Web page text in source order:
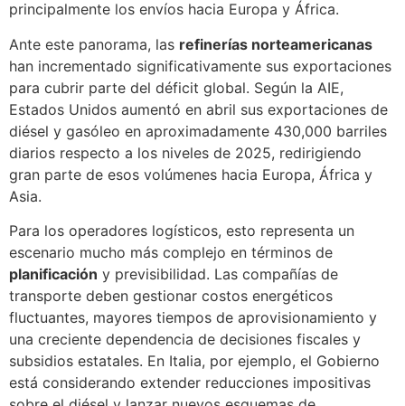
principalmente los envíos hacia Europa y África.
Ante este panorama, las refinerías norteamericanas
han incrementado significativamente sus exportaciones
para cubrir parte del déficit global. Según la AIE,
Estados Unidos aumentó en abril sus exportaciones de
diésel y gasóleo en aproximadamente 430,000 barriles
diarios respecto a los niveles de 2025, redirigiendo
gran parte de esos volúmenes hacia Europa, África y
Asia.
Para los operadores logísticos, esto representa un
escenario mucho más complejo en términos de
planificación y previsibilidad. Las compañías de
transporte deben gestionar costos energéticos
fluctuantes, mayores tiempos de aprovisionamiento y
una creciente dependencia de decisiones fiscales y
subsidios estatales. En Italia, por ejemplo, el Gobierno
está considerando extender reducciones impositivas